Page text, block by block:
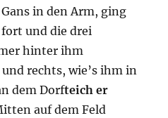
Gans in den Arm, ging
fort und die drei
hinter ihm
und rechts, wie’s ihm in
dem Dorfteich er
auf dem Feld